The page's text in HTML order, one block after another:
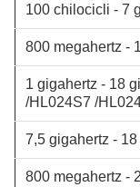
100 chilocicli - 7
800 megahertz -
1 gigahertz - 18
/HL024S7 /
7,5 gigahertz -
800 megahertz -